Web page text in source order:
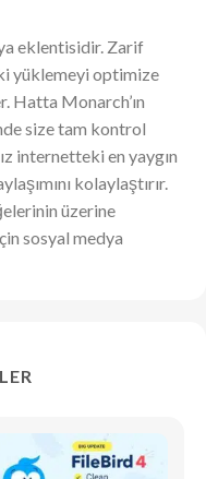
eklentisidir. Zarif
yüklemeyi optimize
Hatta Monarch’ın
size tam kontrol
internetteki en yaygın
kolaylaştırır.
üzerine
sosyal medya